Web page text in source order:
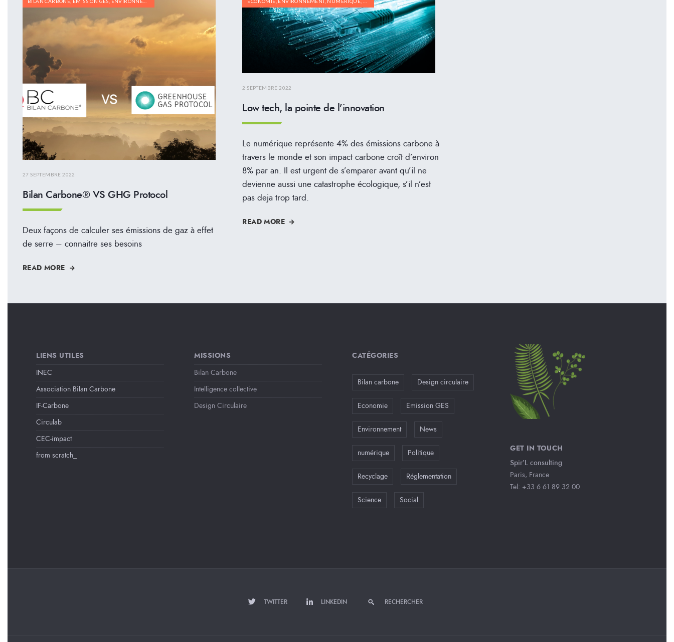
27 SEPTEMBRE 2022
Bilan Carbone® VS GHG Protocol
Deux façons de calculer ses émissions de gaz à effet
de serre – connaitre ses besoins
READ MORE
2 SEPTEMBRE 2022
Low tech, la pointe de l’innovation
Le numérique représente 4% des émissions carbone à
travers le monde et son impact carbone croît d’environ
8% par an. Il est urgent de s’emparer avant qu’il ne
devienne aussi une catastrophe écologique, s’il n’est
pas deja trop tard.
READ MORE
LIENS UTILES
INEC
Association Bilan Carbone
IF-Carbone
Circulab
CEC-impact
from scratch_
MISSIONS
Bilan Carbone
Intelligence collective
Design Circulaire
CATÉGORIES
Bilan carbone Design circulaire
Economie Emission GES
Environnement News
numérique Politique
Recyclage Réglementation
Science Social
GET IN TOUCH
Spir’L consulting
Paris, France
Tel: +33 6 61 89 32 00
TWITTER LINKEDIN RECHERCHER